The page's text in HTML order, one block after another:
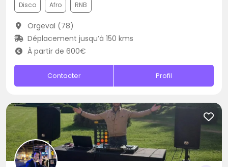
Disco Afro RNB
Orgeval (78)
Déplacement jusqu’à 150 kms
À partir de 600€
Contacter Profil